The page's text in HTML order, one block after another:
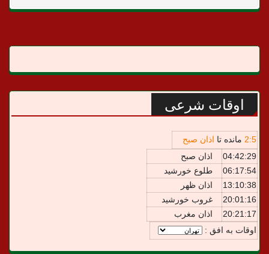
اوقات شرعی
2:5 مانده تا اذان صبح
04:42:29
اذان صبح
06:17:54
طلوع خورشید
13:10:38
اذان ظهر
20:01:16
غروب خورشید
20:21:17
اذان مغرب
اوقات به افق :